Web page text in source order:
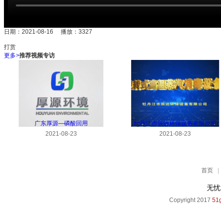
日期：2021-08-16 播放： 3327
打赏
更多>推荐视频专访
广东厚源—磷酸回用
2021-08-23
牡丹江市辰达环保设备有限公司
2021-08-23
首页
无
Copyright 2017